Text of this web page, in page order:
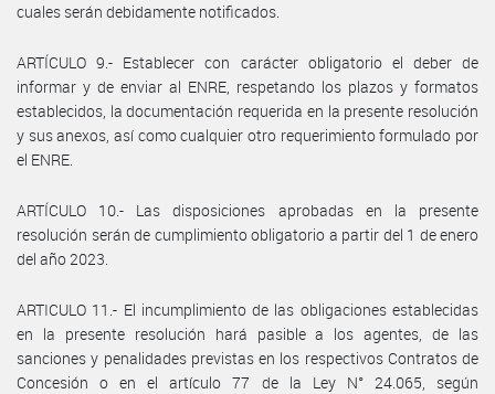
cuales serán debidamente notificados.
ARTÍCULO 9.- Establecer con carácter obligatorio el deber de
informar y de enviar al ENRE, respetando los plazos y formatos
establecidos, la documentación requerida en la presente resolución
y sus anexos, así como cualquier otro requerimiento formulado por
el ENRE.
ARTÍCULO 10.- Las disposiciones aprobadas en la presente
resolución serán de cumplimiento obligatorio a partir del 1 de enero
del año 2023.
ARTICULO 11.- El incumplimiento de las obligaciones establecidas
en la presente resolución hará pasible a los agentes, de las
sanciones y penalidades previstas en los respectivos Contratos de
Concesión o en el artículo 77 de la Ley N° 24.065, según